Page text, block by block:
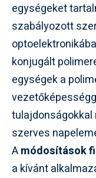
egységeket
szabályozott
konjugált
egységek a
tulajdonságokkal
szerves
Amódosítások
a kívánt